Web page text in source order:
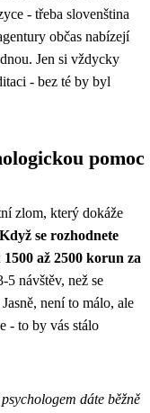
- třeba slovenština
občas nabízejí
Jen si vždycky
- bez té by byl
pomoc
zlom, který dokáže
Když se rozhodnete
až 2500 korun za
5 návštěv, než se
není to málo, ale
- to by vás stálo
dáte běžně